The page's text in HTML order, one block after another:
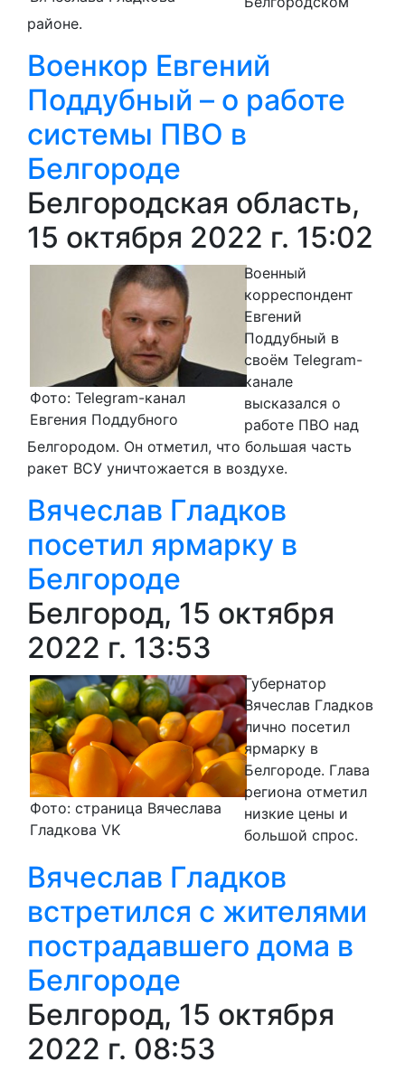
районе.
Военкор Евгений
Поддубный – о работе
системы ПВО в
Белгороде
Белгородская область,
15 октября 2022 г. 15:02
Фото: Telegram-канал
Евгения Поддубного
Военный
корреспондент
Евгений
Поддубный в
своём Telegram-
канале
высказался о
работе ПВО над
Белгородом. Он отметил, что большая часть
ракет ВСУ уничтожается в воздухе.
Вячеслав Гладков
посетил ярмарку в
Белгороде
Белгород, 15 октября
2022 г. 13:53
Фото: страница Вячеслава
Гладкова VK
Губернатор
Вячеслав Гладков
лично посетил
ярмарку в
Белгороде. Глава
региона отметил
низкие цены и
большой спрос.
Вячеслав Гладков
встретился с жителями
пострадавшего дома в
Белгороде
Белгород, 15 октября
2022 г. 08:53